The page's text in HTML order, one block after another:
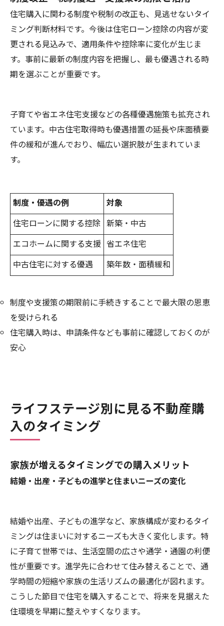
住宅購入に関わる制度や税制の改正も、見逃せないタイ
ミング判断材料です。今後は住宅ローン控除の内容が変
更される見込みで、適用条件や控除率に変化が生じま
す。事前に最新の制度内容を把握し、最も優遇される時
期を選ぶことが重要です。
子育てや省エネ住宅支援などの各種優遇施策も拡充され
ています。中古住宅取得時も優遇措置の延長や床面積要
件の緩和が進んでおり、幅広い選択肢が生まれていま
す。
制度・優遇の例
対象
住宅ローンに関する控除 新築・中古
エコホームに関する支援 省エネ住宅
中古住宅に対する優遇
築年数・面積緩和
制度や支援策の期限前に手続きすることで最大限の恩恵
を受けられる
住宅購入時は、申請条件なども事前に確認しておくのが
安心
ライフステージ別に見る不動産購
入のタイミング
家族が増えるタイミングでの購入メリット
結婚・出産・子どもの進学と住まいニーズの変化
結婚や出産、子どもの進学など、家族構成が変わるタイ
ミングは住まいに対するニーズも大きく変化します。特
に子育て世帯では、生活空間の広さや通学・通園の利便
性が重要です。進学先に合わせて住み替えることで、通
学時間の短縮や家族の生活リズムの最適化が図れます。
こうした節目で住宅を購入することで、将来を見据えた
住環境を早期に整えやすくなります。